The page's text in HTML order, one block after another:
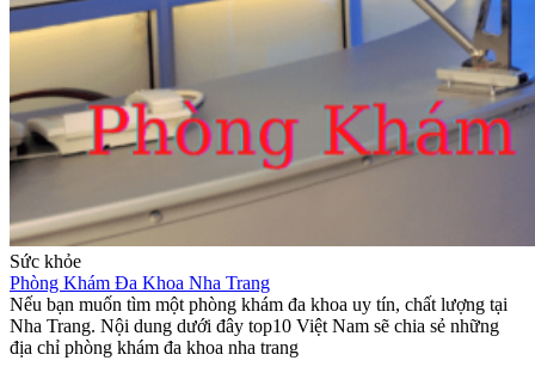
Sức khỏe
Phòng Khám Đa Khoa Nha Trang
Nếu bạn muốn tìm một phòng khám đa khoa uy tín, chất lượng tại
Nha Trang. Nội dung dưới đây top10 Việt Nam sẽ chia sẻ những
địa chỉ phòng khám đa khoa nha trang